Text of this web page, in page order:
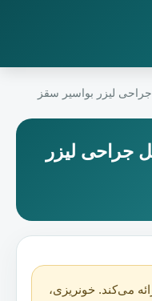
لیزر بواسیر سقز
جراحی لیزر
می‌کند. خونریزی،